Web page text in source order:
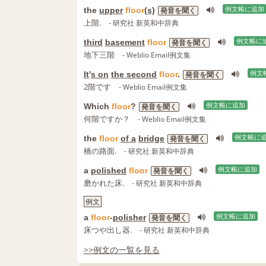
the upper floor(s) 発音を聞く 例文帳に追加
上階. - 研究社 新英和中辞典
third basement floor 発音を聞く 例文帳に
地下三階 - Weblio Email例文集
It's on the second floor. 発音を聞く 例文
2階です - Weblio Email例文集
Which floor? 発音を聞く 例文帳に追加
何階ですか？ - Weblio Email例文集
the floor of a bridge 発音を聞く 例文帳に
橋の路面. - 研究社 新英和中辞典
a polished floor 発音を聞く 例文帳に追加
磨かれた床.
- 研究社 新英和中辞典
例文
a floor‐polisher 発音を聞く 例文帳に追加
床つや出し器. - 研究社 新英和中辞典
>>例文の一覧を見る